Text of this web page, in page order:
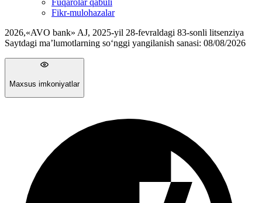
Fuqarolar qabuli
Fikr-mulohazalar
2026,«AVO bank» AJ, 2025-yil 28-fevraldagi 83-sonli litsenziya
Saytdagi ma’lumotlarning so‘nggi yangilanish sanasi: 08/08/2026
Maxsus imkoniyatlar